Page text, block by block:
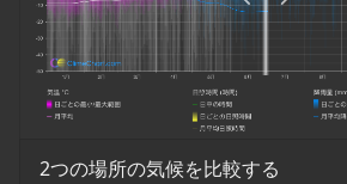
2つの場所の気候を比較する